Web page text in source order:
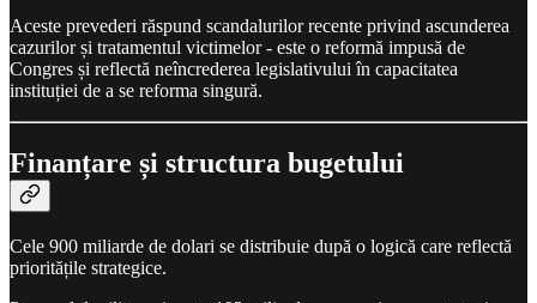
Aceste prevederi răspund scandalurilor recente privind ascunderea
cazurilor și tratamentul victimelor - este o reformă impusă de
Congres și reflectă neîncrederea legislativului în capacitatea
instituției de a se reforma singură.
Finanțare și structura bugetului
Cele 900 miliarde de dolari se distribuie după o logică care reflectă
prioritățile strategice.